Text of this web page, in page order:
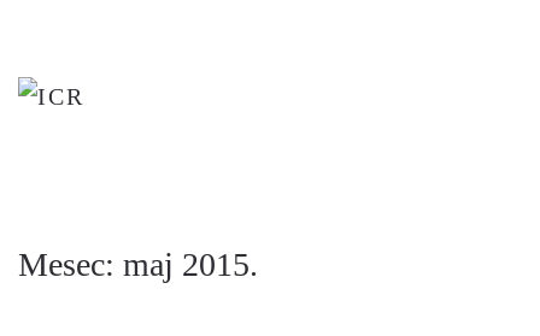
to
Mesec: maj 2015.